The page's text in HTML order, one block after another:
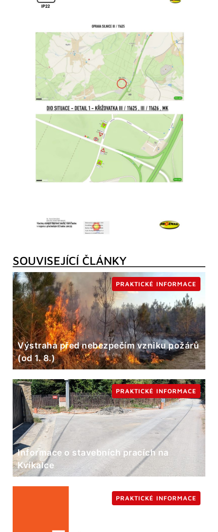
SOUVISEJÍCÍ ČLÁNKY
Výstraha před nebezpečím vzniku požárů
(od 1. 8.)
PRAKTICKÉ INFORMACE
Informace o stavebních pracích na
Kvíkalce
PRAKTICKÉ INFORMACE
PRAKTICKÉ INFORMACE